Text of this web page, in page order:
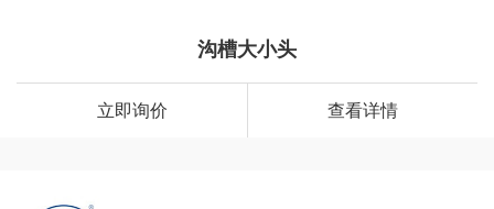
沟槽大小头
立即询价 查看详情